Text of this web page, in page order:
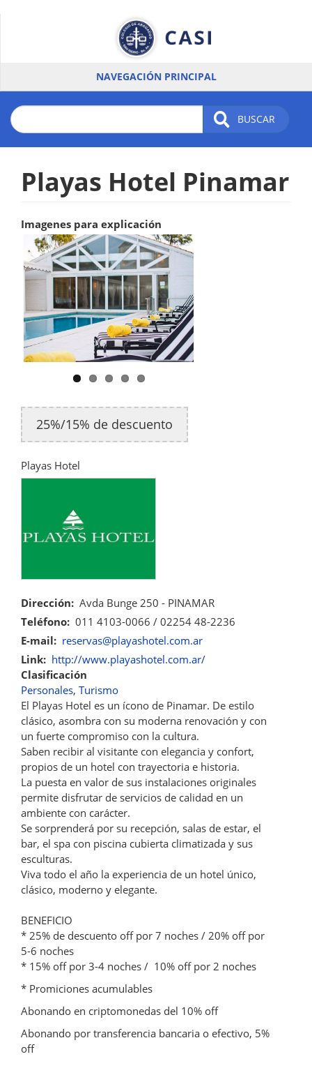
NAVEGACIÓN PRINCIPAL
BUSCAR
Playas Hotel Pinamar
Imagenes para explicación
25%/15% de descuento
Playas Hotel
Dirección
Avda Bunge 250 - PINAMAR
Teléfono 011 4103-0066 / 02254 48-2236
E-mail
reservas@playashotel.com.ar
Link
http://www.playashotel.com.ar/
Clasificación
Personales Turismo
El Playas Hotel es un ícono de Pinamar. De estilo
clásico, asombra con su moderna renovación y con
un fuerte compromiso con la cultura.
Saben recibir al visitante con elegancia y confort,
propios de un hotel con trayectoria e historia.
La puesta en valor de sus instalaciones originales
permite disfrutar de servicios de calidad en un
ambiente con carácter.
Se sorprenderá por su recepción, salas de estar, el
bar, el spa con piscina cubierta climatizada y sus
esculturas.
Viva todo el año la experiencia de un hotel único,
clásico, moderno y elegante.
BENEFICIO
* 25% de descuento off por 7 noches / 20% off por
5-6 noches
* 15% off por 3-4 noches / 10% off por 2 noches
* Promiciones acumulables
Abonando en criptomonedas del 10% off
Abonando por transferencia bancaria o efectivo, 5%
off